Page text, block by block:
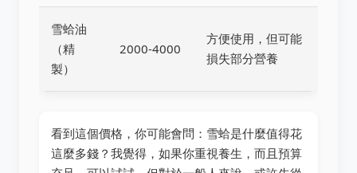
雪蛤油
（精
製）
2000-4000
方便使用，但可能
損失部分營養
看到這個價格，你可能會問：雪蛤是什麼值得花
這麼多錢？我覺得，如果你重視養生，而且預算